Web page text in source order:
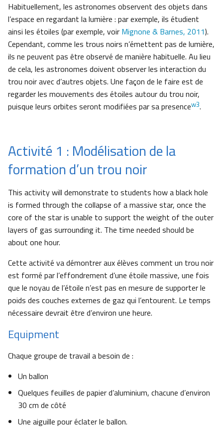
Habituellement, les astronomes observent des objets dans
l’espace en regardant la lumière : par exemple, ils étudient
ainsi les étoiles (par exemple, voir Mignone & Barnes, 2011).
Cependant, comme les trous noirs n’émettent pas de lumière,
ils ne peuvent pas être observé de manière habituelle. Au lieu
de cela, les astronomes doivent observer les interaction du
trou noir avec d’autres objets. Une façon de le faire est de
regarder les mouvements des étoiles autour du trou noir,
puisque leurs orbites seront modifiées par sa presencew3.
Activité 1 : Modélisation de la
formation d’un trou noir
This activity will demonstrate to students how a black hole
is formed through the collapse of a massive star, once the
core of the star is unable to support the weight of the outer
layers of gas surrounding it. The time needed should be
about one hour.
Cette activité va démontrer aux élèves comment un trou noir
est formé par l’effondrement d’une étoile massive, une fois
que le noyau de l’étoile n’est pas en mesure de supporter le
poids des couches externes de gaz qui l’entourent. Le temps
nécessaire devrait être d’environ une heure.
Equipment
Chaque groupe de travail a besoin de :
Un ballon
Quelques feuilles de papier d’aluminium, chacune d’environ
30 cm de côté
Une aiguille pour éclater le ballon.